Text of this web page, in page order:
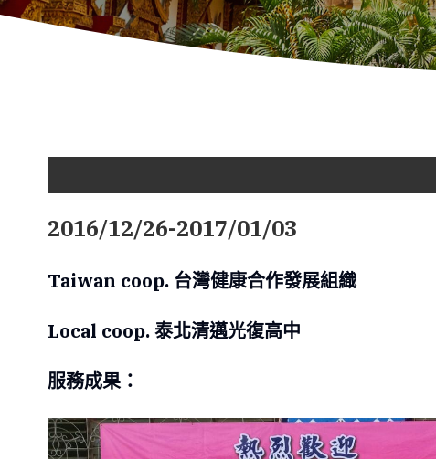
2016/12/26-2017/01/03
Taiwan coop. 台灣健康合作發展組織
Local coop. 泰北清邁光復高中
服務成果：